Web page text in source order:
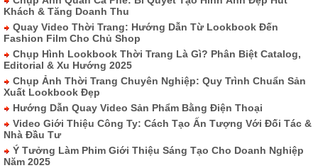
Khách & Tăng Doanh Thu
Quay Video Thời Trang: Hướng Dẫn Từ Lookbook Đến
Fashion Film Cho Chủ Shop
Chụp Hình Lookbook Thời Trang Là Gì? Phân Biệt Catalog,
Editorial & Xu Hướng 2025
Chụp Ảnh Thời Trang Chuyên Nghiệp: Quy Trình Chuẩn Sản
Xuất Lookbook Đẹp
Hướng Dẫn Quay Video Sản Phẩm Bằng Điện Thoại
Video Giới Thiệu Công Ty: Cách Tạo Ấn Tượng Với Đối Tác &
Nhà Đầu Tư
Ý Tưởng Làm Phim Giới Thiệu Sáng Tạo Cho Doanh Nghiệp
Năm 2025